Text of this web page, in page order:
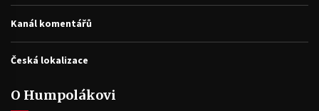
Kanál komentářů
Česká lokalizace
O Humpolákovi